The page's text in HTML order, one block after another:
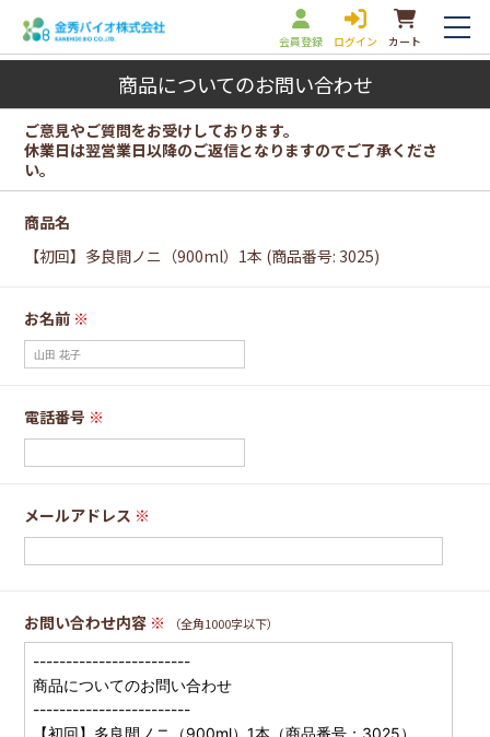
会員登録 ログイン カート
商品についてのお問い合わせ
ご意見やご質問をお受けしております。
休業日は翌営業日以降のご返信となりますのでご了承くださ
い。
商品名
【初回】多良間ノニ（900ml）1本 (商品番号: 3025)
お名前 ※
電話番号 ※
メールアドレス ※
お問い合わせ内容 ※ （全角1000字以下）